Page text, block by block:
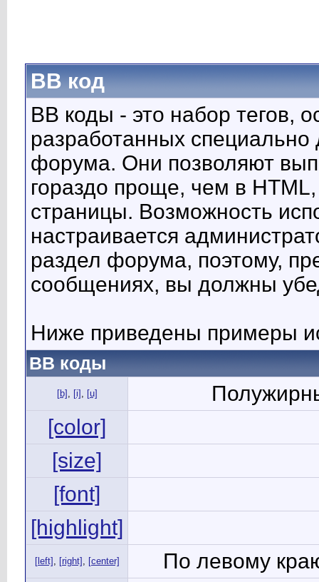
BB код
BB коды - это набор тегов,
разработанных
форума. Они позволяют
гораздо проще, чем в
страницы. Возможность
настраивается
раздел форума, поэтому,
сообщениях, вы должны
Ниже приведены примеры
BB коды
[b] , [i] , [u]
[color]
[size]
[font]
[highlight]
[left] , [right] , [center]
По левому